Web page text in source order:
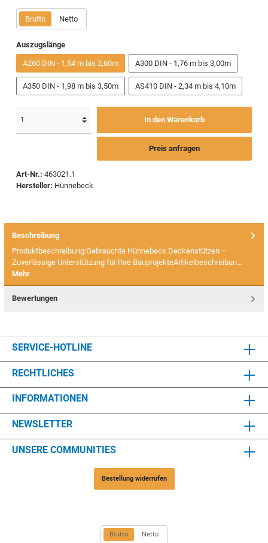
Brutto Netto
Auszugslänge
A260 DIN - 1,54 m bis 2,60m A300 DIN - 1,76 m bis 3,00m
A350 DIN - 1,98 m bis 3,50m AS410 DIN - 2,34 m bis 4,10m
In den Warenkorb
Preis anfragen
Art-Nr.: 463021.1
Hersteller: Hünnebeck
Beschreibung
Produktbeschreibung:Gebrauchte Hünnebeck Deckenstützen –
Zuverlässige Unterstützung für Ihre BauprojekteArtikelbeschreibun…
Mehr
Bewertungen
SERVICE-HOTLINE
RECHTLICHES
INFORMATIONEN
NEWSLETTER
UNSERE COMMUNITIES
Bestellung widerrufen
Brutto Netto